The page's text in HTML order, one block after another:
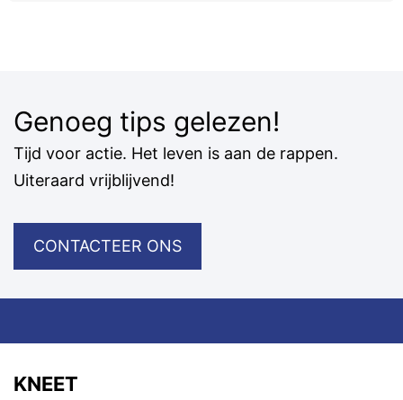
Genoeg tips gelezen!
Tijd voor actie. Het leven is aan de rappen.
Uiteraard vrijblijvend!
CONTACTEER ONS
KNEET